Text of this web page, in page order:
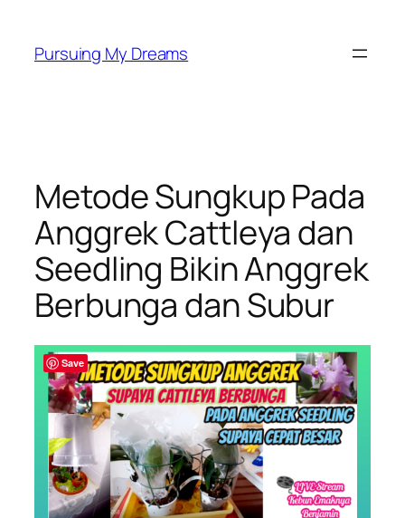
content
Pursuing My Dreams
Metode Sungkup Pada
Anggrek Cattleya dan
Seedling Bikin Anggrek
Berbunga dan Subur
Save